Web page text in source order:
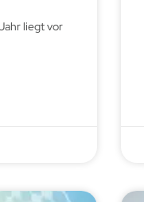
liegt vor